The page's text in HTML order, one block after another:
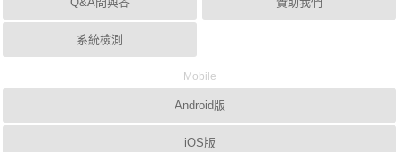
系統檢測
Mobile
Android版
iOS版